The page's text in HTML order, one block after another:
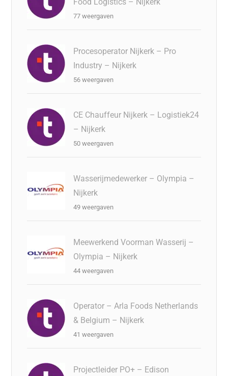
77 weergaven
Procesoperator Nijkerk – Pro
Industry – Nijkerk
56 weergaven
CE Chauffeur Nijkerk – Logistiek24
– Nijkerk
50 weergaven
Wasserijmedewerker – Olympia –
Nijkerk
49 weergaven
Meewerkend Voorman Wasserij –
Olympia – Nijkerk
44 weergaven
Operator – Arla Foods Netherlands
& Belgium – Nijkerk
41 weergaven
Projectleider PO+ – Edison